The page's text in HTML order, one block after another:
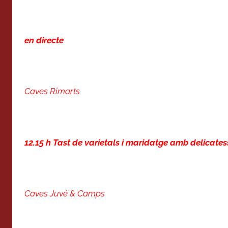
en directe
Caves Rimarts
12.15 h Tast de varietals i maridatge amb
Caves Juvé & Camps